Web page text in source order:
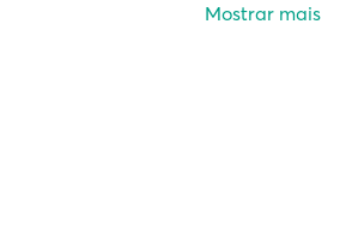
Mostrar mais